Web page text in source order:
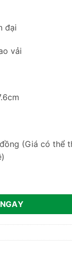
đại
vải
(Giá có thể
Pháp DTT86 số